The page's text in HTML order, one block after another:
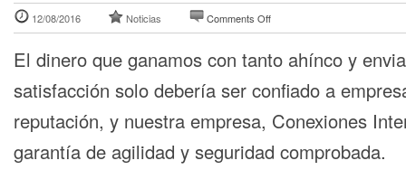
12/08/2016 Noticias Comments Off
El dinero que ganamos con tanto ahínco y
satisfacción solo debería ser confiado a
reputación, y nuestra empresa, Conexiones
garantía de agilidad y seguridad comprobada.